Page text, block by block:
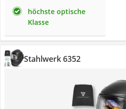
höchste optische
Klasse
Stahlwerk 6352